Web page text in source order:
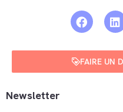
FAIRE UN
Newsletter